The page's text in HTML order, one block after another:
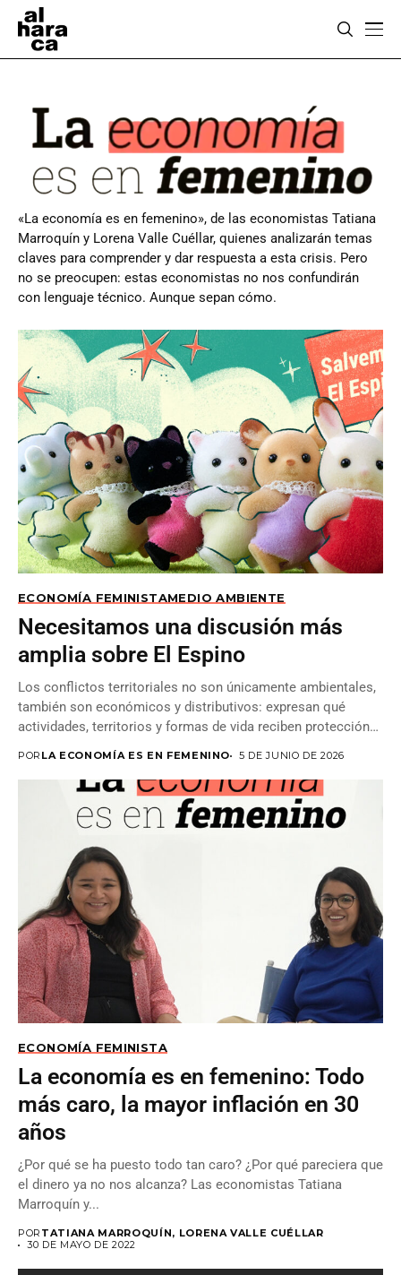
«La economía es en femenino», de las economistas Tatiana
Marroquín y Lorena Valle Cuéllar, quienes analizarán temas
claves para comprender y dar respuesta a esta crisis. Pero
no se preocupen: estas economistas no nos confundirán
con lenguaje técnico. Aunque sepan cómo.
ECONOMÍA FEMINISTAMEDIO AMBIENTE
Necesitamos una discusión más
amplia sobre El Espino
Los conflictos territoriales no son únicamente ambientales,
también son económicos y distributivos: expresan qué
actividades, territorios y formas de vida reciben protección
POR LA ECONOMÍA ES EN FEMENINO 5 DE JUNIO DE 2026
ECONOMÍA FEMINISTA
La economía es en femenino: Todo
más caro, la mayor inflación en 30
años
¿Por qué se ha puesto todo tan caro? ¿Por qué pareciera que
el dinero ya no nos alcanza? Las economistas Tatiana
Marroquín y...
POR TATIANA MARROQUÍN, LORENA VALLE CUÉLLAR
30 DE MAYO DE 2022